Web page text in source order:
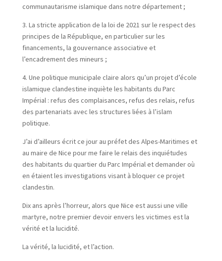
communautarisme islamique dans notre département ;
3. La stricte application de la loi de 2021 sur le respect des
principes de la République, en particulier sur les
financements, la gouvernance associative et
l’encadrement des mineurs ;
4. Une politique municipale claire alors qu’un projet d’école
islamique clandestine inquiète les habitants du Parc
Impérial : refus des complaisances, refus des relais, refus
des partenariats avec les structures liées à l’islam
politique.
J’ai d’ailleurs écrit ce jour au préfet des Alpes-Maritimes et
au maire de Nice pour me faire le relais des inquiétudes
des habitants du quartier du Parc Impérial et demander où
en étaient les investigations visant à bloquer ce projet
clandestin.
Dix ans après l’horreur, alors que Nice est aussi une ville
martyre, notre premier devoir envers les victimes est la
vérité et la lucidité.
La vérité, la lucidité, et l’action.